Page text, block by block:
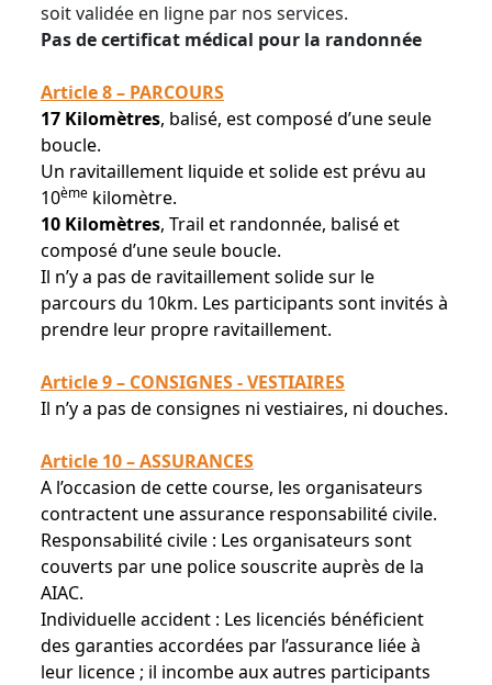
soit validée en ligne par nos services.
Pas de certificat médical pour la randonnée
Article 8 – PARCOURS
17 Kilomètres, balisé, est composé d’une seule
boucle.
Un ravitaillement liquide et solide est prévu au
10ème kilomètre.
10 Kilomètres, Trail et randonnée, balisé et
composé d’une seule boucle.
Il n’y a pas de ravitaillement solide sur le
parcours du 10km. Les participants sont invités à
prendre leur propre ravitaillement.
Article 9 – CONSIGNES - VESTIAIRES
Il n’y a pas de consignes ni vestiaires, ni douches.
Article 10 – ASSURANCES
A l’occasion de cette course, les organisateurs
contractent une assurance responsabilité civile.
Responsabilité civile : Les organisateurs sont
couverts par une police souscrite auprès de la
AIAC.
Individuelle accident : Les licenciés bénéficient
des garanties accordées par l’assurance liée à
leur licence ; il incombe aux autres participants